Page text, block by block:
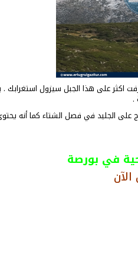
على هذا الجبل سيزول استغرابك . بارتفاع 2543
.
الجليد في فصل الشتاء كما أنه
في بورصة